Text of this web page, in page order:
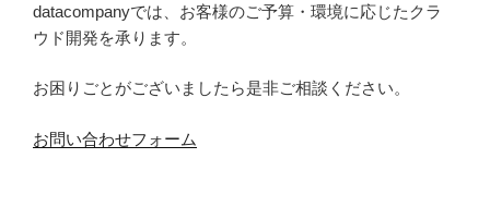
datacompanyでは、お客様のご予算・環境に応じたクラ
ウド開発を承ります。
お困りごとがございましたら是非ご相談ください。
お問い合わせフォーム